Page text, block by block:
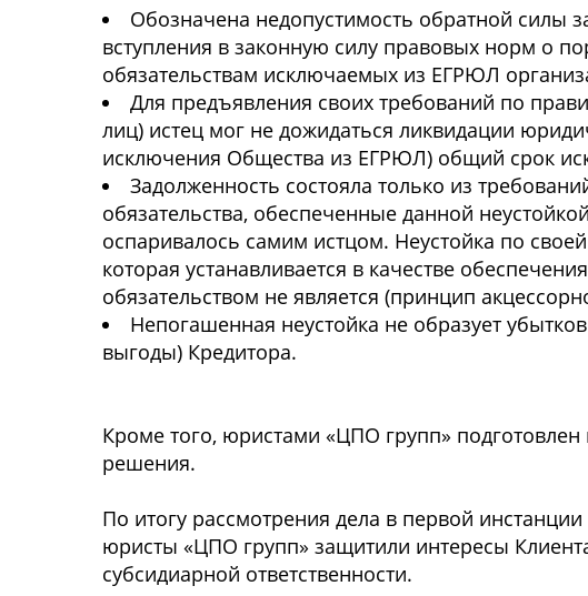
Обозначена недопустимость обратной силы
вступления в законную силу правовых норм о
обязательствам исключаемых из ЕГРЮЛ
Для предъявления своих требований по
лиц) истец мог не дожидаться ликвидации
исключения Общества из ЕГРЮЛ) общий срок
Задолженность состояла только из
обязательства, обеспеченные данной
оспаривалось самим истцом. Неустойка по
которая устанавливается в качестве
обязательством не является (принцип
Непогашенная неустойка не образует
выгоды) Кредитора.
Кроме того, юристами «ЦПО групп»
решения.
По итогу рассмотрения дела в первой
юристы «ЦПО групп» защитили интересы
субсидиарной ответственности.